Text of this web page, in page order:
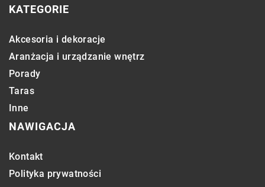
KATEGORIE
Akcesoria i dekoracje
Aranżacja i urządzanie wnętrz
Porady
Taras
Inne
NAWIGACJA
Kontakt
Polityka prywatności